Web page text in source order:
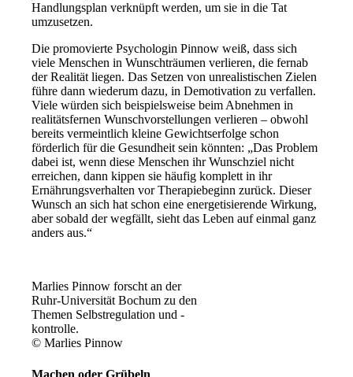
Handlungsplan verknüpft werden, um sie in die Tat
umzusetzen.
Die promovierte Psychologin Pinnow weiß, dass sich
viele Menschen in Wunschträumen verlieren, die fernab
der Realität liegen. Das Setzen von unrealistischen Zielen
führe dann wiederum dazu, in Demotivation zu verfallen.
Viele würden sich beispielsweise beim Abnehmen in
realitätsfernen Wunschvorstellungen verlieren – obwohl
bereits vermeintlich kleine Gewichtserfolge schon
förderlich für die Gesundheit sein könnten: „Das Problem
dabei ist, wenn diese Menschen ihr Wunschziel nicht
erreichen, dann kippen sie häufig komplett in ihr
Ernährungsverhalten vor Therapiebeginn zurück. Dieser
Wunsch an sich hat schon eine energetisierende Wirkung,
aber sobald der wegfällt, sieht das Leben auf einmal ganz
anders aus.“
Marlies Pinnow forscht an der
Ruhr-Universität Bochum zu den
Themen Selbstregulation und -
kontrolle.
© Marlies Pinnow
Machen oder Grübeln